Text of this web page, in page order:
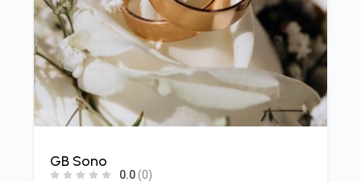
GB Sono
0.0(0)